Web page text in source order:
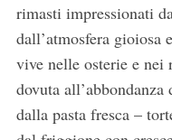
rimasti impressionati
dall’atmosfera gioiosa
vive nelle osterie e nei
dovuta
dalla pasta fresca –